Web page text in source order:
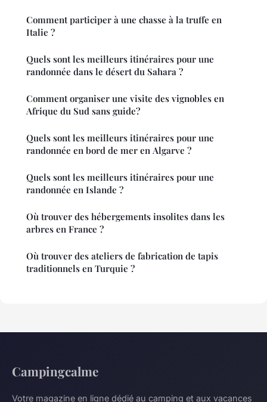
Comment participer à une chasse à la truffe en
Italie ?
Quels sont les meilleurs itinéraires pour une
randonnée dans le désert du Sahara ?
Comment organiser une visite des vignobles en
Afrique du Sud sans guide?
Quels sont les meilleurs itinéraires pour une
randonnée en bord de mer en Algarve ?
Quels sont les meilleurs itinéraires pour une
randonnée en Islande ?
Où trouver des hébergements insolites dans les
arbres en France ?
Où trouver des ateliers de fabrication de tapis
traditionnels en Turquie ?
Campingcalme
Votre magazine en ligne dédié au camping et aux vacances